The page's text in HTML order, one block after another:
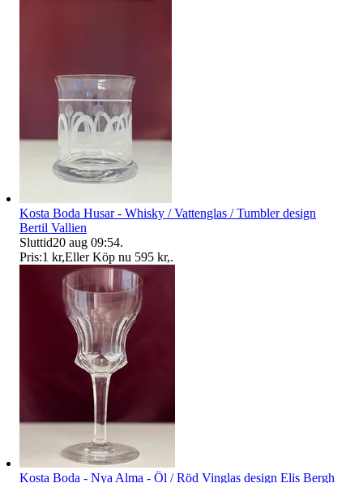
Kosta Boda Husar - Whisky / Vattenglas / Tumbler design
Bertil Vallien
Sluttid20 aug 09:54.
Pris:1 kr,Eller Köp nu 595 kr,.
Kosta Boda - Nya Alma - Öl / Röd Vinglas design Elis Bergh